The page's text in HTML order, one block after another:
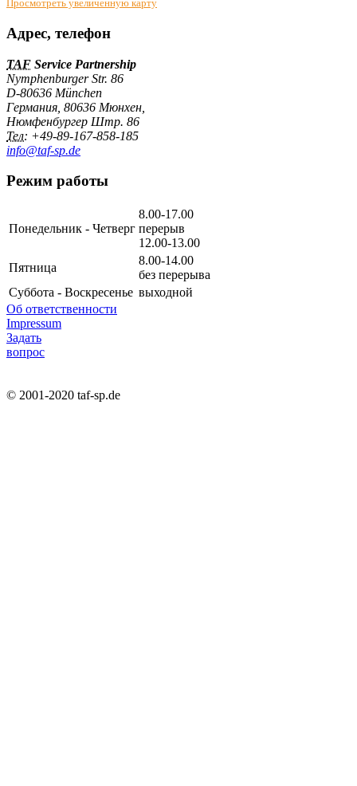
Просмотреть увеличенную карту
Адрес, телефон
TAF Service Partnership
Nymphenburger Str. 86
D-80636 München
Германия 80636 Мюнхен
Нюмфенбургер Штр. 86
Тел: +49-89-167-858-185
info@taf-sp.de
Режим работы
Понедельник - Четверг
8.00-17.00
перерыв
12.00-13.00
Пятница
8.00-14.00
без перерыва
Суббота - Воскресенье выходной
Об ответственности
Impressum
Задать
вопрос
© 2001-2020 taf-sp.de